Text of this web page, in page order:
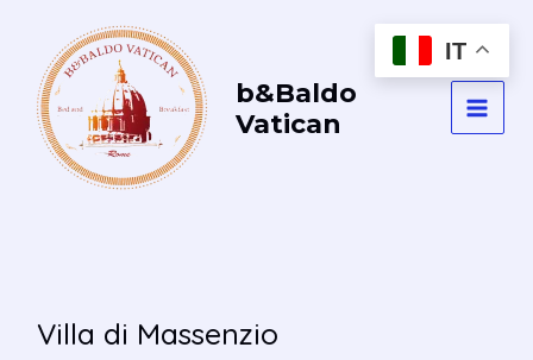
contenuto
b&Baldo
Vatican
Villa di Massenzio
IT